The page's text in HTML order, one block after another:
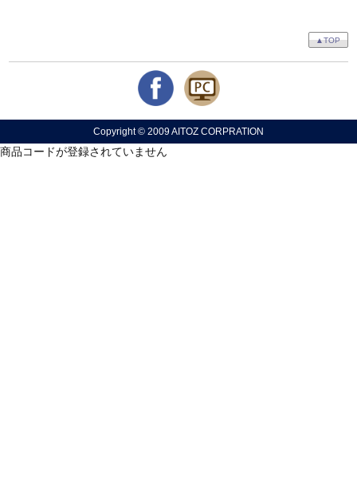
▲TOP
Copyright © 2009 AITOZ CORPRATION
商品コードが登録されていません